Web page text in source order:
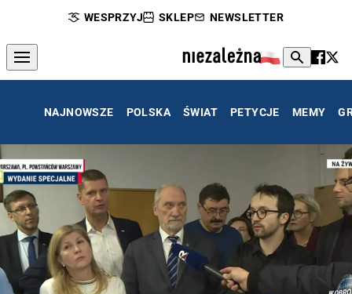
WESPRZYJ SKLEP NEWSLETTER
NAJNOWSZE POLSKA ŚWIAT PETYCJE MEMY